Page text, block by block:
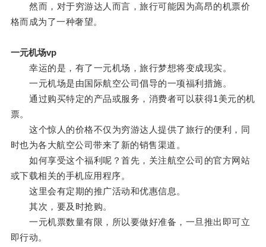
然而，对于穷游达人而言，旅行可能因为高昂的机票价
格而成为了一种奢望。
一元机场vp
幸运的是，有了一元机场，旅行梦想将变成现实。
一元机场是由国际航空公司倡导的一项福利措施。
通过购买特定的产品或服务，消费者可以获得1美元的机
票。
这个惊人的价格不仅为穷游达人提供了旅行的便利，同
时也为各大航空公司带来了新的销售渠道。
如何享受这个福利呢？首先，关注航空公司的官方网站
或下载相关的手机应用程序。
这里会有定期的推广活动和优惠信息。
其次，要及时抢购。
一元机票数量有限，所以要做好准备，一旦推出即可立
即行动。